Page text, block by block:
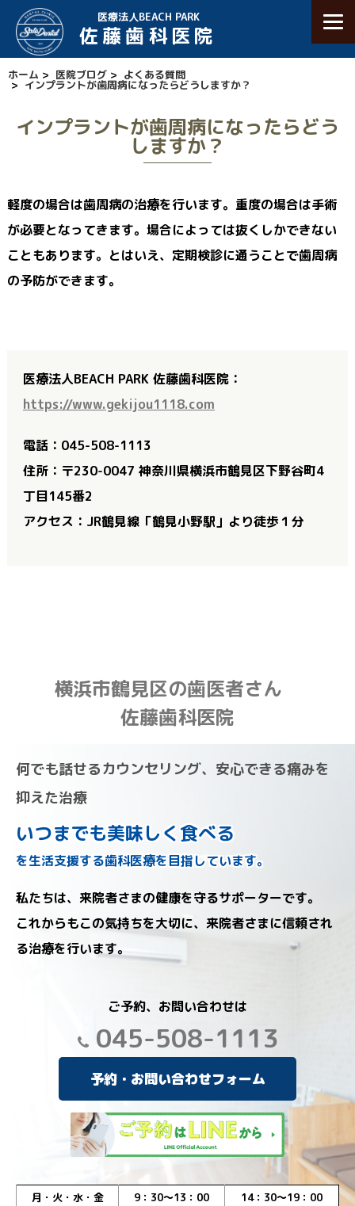
医療法人BEACH PARK
佐藤歯科医院
ホーム > 医院ブログ > よくある質問
> インプラントが歯周病になったらどうしますか？
インプラントが歯周病になったらどう
しますか？
軽度の場合は歯周病の治療を行います。重度の場合は手術
が必要となってきます。場合によっては抜くしかできない
こともあります。とはいえ、定期検診に通うことで歯周病
の予防ができます。
医療法人BEACH PARK 佐藤歯科医院：
https://www.gekijou1118.com
電話：045-508-1113
住所：〒230-0047 神奈川県横浜市鶴見区下野谷町4
丁目145番2
アクセス：JR鶴見線「鶴見小野駅」より徒歩１分
横浜市鶴見区の歯医者さん
佐藤歯科医院
何でも話せるカウンセリング、安心できる痛みを
抑えた治療
いつまでも美味しく食べる
を生活支援する歯科医療を目指しています。
私たちは、来院者さまの健康を守るサポーターです。
これからもこの気持ちを大切に、来院者さまに信頼され
る治療を行います。
ご予約、お問い合わせは
045-508-1113
予約・お問い合わせフォーム
月・火・水・金 9：30～13：00
14：30～19：00